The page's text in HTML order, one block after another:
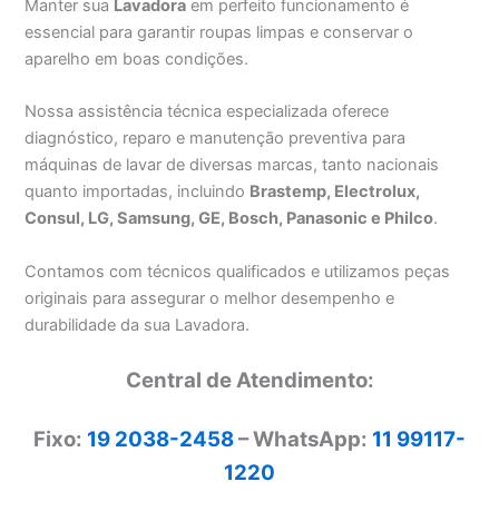
Manter sua Lavadora em perfeito funcionamento é
essencial para garantir roupas limpas e conservar o
aparelho em boas condições.
Nossa assistência técnica especializada oferece
diagnóstico, reparo e manutenção preventiva para
máquinas de lavar de diversas marcas, tanto nacionais
quanto importadas, incluindo Brastemp, Electrolux,
Consul, LG, Samsung, GE, Bosch, Panasonic e Philco.
Contamos com técnicos qualificados e utilizamos peças
originais para assegurar o melhor desempenho e
durabilidade da sua Lavadora.
Central de Atendimento:
Fixo: 19 2038-2458– WhatsApp: 11 99117-
1220